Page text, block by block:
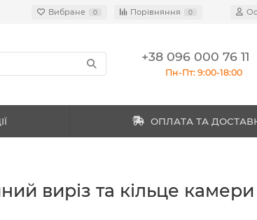
Вибране 0 Порівняння 0
+38 096 000 76 11
Пн-Пт: 9:00-18:00
ОПЛАТА ТА
виріз та кільце камери